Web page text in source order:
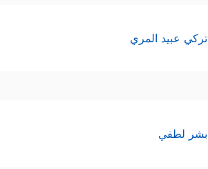
تركي عبيد المري
بشر لطفي